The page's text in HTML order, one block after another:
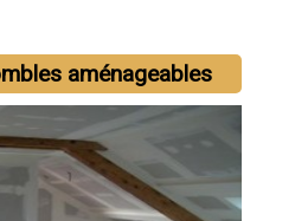
aménageables